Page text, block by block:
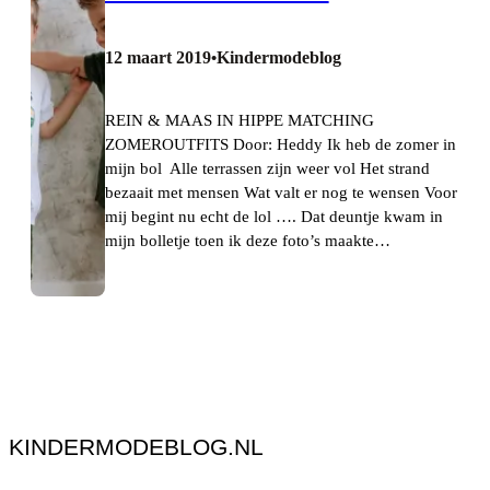
12 maart 2019•Kindermodeblog
REIN & MAAS IN HIPPE MATCHING
ZOMEROUTFITS Door: Heddy Ik heb de zomer in
mijn bol Alle terrassen zijn weer vol Het strand
bezaait met mensen Wat valt er nog te wensen Voor
mij begint nu echt de lol …. Dat deuntje kwam in
mijn bolletje toen ik deze foto’s maakte…
KINDERMODEBLOG.NL